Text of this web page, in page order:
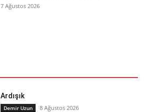
7 Ağustos 2026
Ardışık
Demir Uzun 8 Ağustos 2026